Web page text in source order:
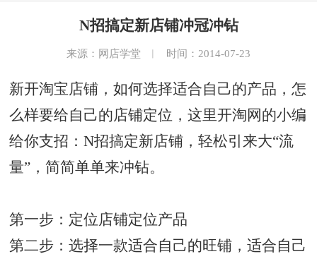
N招搞定新店铺冲冠冲钻
来源：网店学堂 ︱ 时间：2014-07-23
新开淘宝店铺，如何选择适合自己的产品，怎
么样要给自己的店铺定位，这里开淘网的小编
给你支招：N招搞定新店铺，轻松引来大“流
量”，简简单单来冲钻。
第一步：定位店铺定位产品
第二步：选择一款适合自己的旺铺，适合自己